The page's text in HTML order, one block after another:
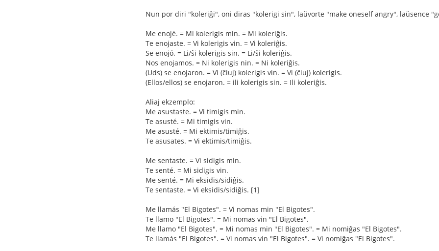
Nun por diri "koleriĝi", oni diras "kolerigi sin", laŭvorte "make oneself angry", laŭsence
Me enojé. = Mi kolerigis min. = Mi koleriĝis.
Te enojaste. = Vi kolerigis vin. = Vi koleriĝis.
Se enojó. = Li/ŝi kolerigis sin. = Li/ŝi koleriĝis.
Nos enojamos. = Ni kolerigis nin. = Ni koleriĝis.
(Uds) se enojaron. = Vi (ĉiuj) kolerigis vin. = Vi (ĉiuj) kolerigis.
(Ellos/ellos) se enojaron. = ili kolerigis sin. = Ili koleriĝis.
Aliaj ekzemplo:
Me asustaste. = Vi timigis min.
Te asusté. = Mi timigis vin.
Me asusté. = Mi ektimis/timiĝis.
Te asusates. = Vi ektimis/timiĝis.
Me sentaste. = Vi sidigis min.
Te senté. = Mi sidigis vin.
Me senté. = Mi eksidis/sidiĝis.
Te sentaste. = Vi eksidis/sidiĝis. [1]
Me llamás "El Bigotes". = Vi nomas min "El Bigotes".
Te llamo "El Bigotes". = Mi nomas vin "El Bigotes".
Me llamo "El Bigotes". = Mi nomas min "El Bigotes". = Mi nomiĝas "El Bigotes".
Te llamás "El Bigotes". = Vi nomas vin "El Bigotes". = Vi nomiĝas "El Bigotes".